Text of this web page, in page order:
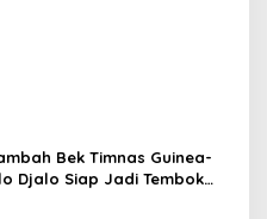
Bek Timnas Guinea-
Djalo Siap Jadi Tembok